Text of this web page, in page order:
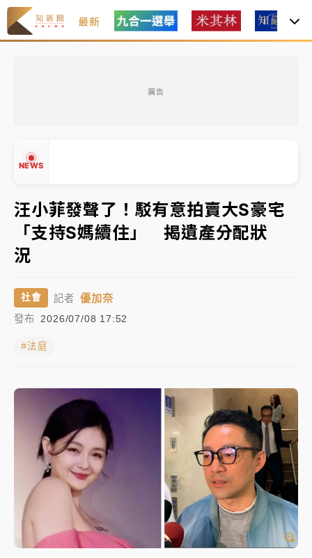
最新
廣告
NEWS
中信慈善基金會想增加董事人數！辜仲諒向法院聲請遭
駁 理由曝光
故宮《龍藏經》特展第2檔！今線上預約開賣一度塞車
周六起展出延長至晚上7時
台東農業處長涉圖利渡假村！東檢抗告成功 今重開羈
押庭
父親節泡湯了！中颱白海豚雨彈轟3天 「紅到發紫」降
雨熱區曝
女律師陳昱瑄詐慈濟10億！黃金158kg遭查扣畫面曝光
旅局回應了
中信慈善基金會想增加董事人數！辜仲諒向法院聲請遭
駁 理由曝光
故宮《龍藏經》特展第2檔！今線上預約開賣一度塞車
周六起展出延長至晚上7時
台東農業處長涉圖利渡假村！東檢抗告成功 今重開羈
押庭
▼
汪小菲發聲了！駁有意拍賣大S豪宅
「支持S媽續住」 揭遺產分配狀
況
社會 記者 優加奈
發布 2026/07/08 17:52
#法庭